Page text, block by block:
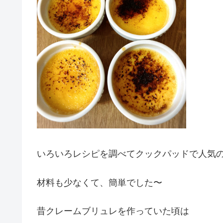
いろいろレシピを調べてクックパッドで人気
材料も少なくて、簡単でした〜
昔クレームブリュレを作っていた頃は